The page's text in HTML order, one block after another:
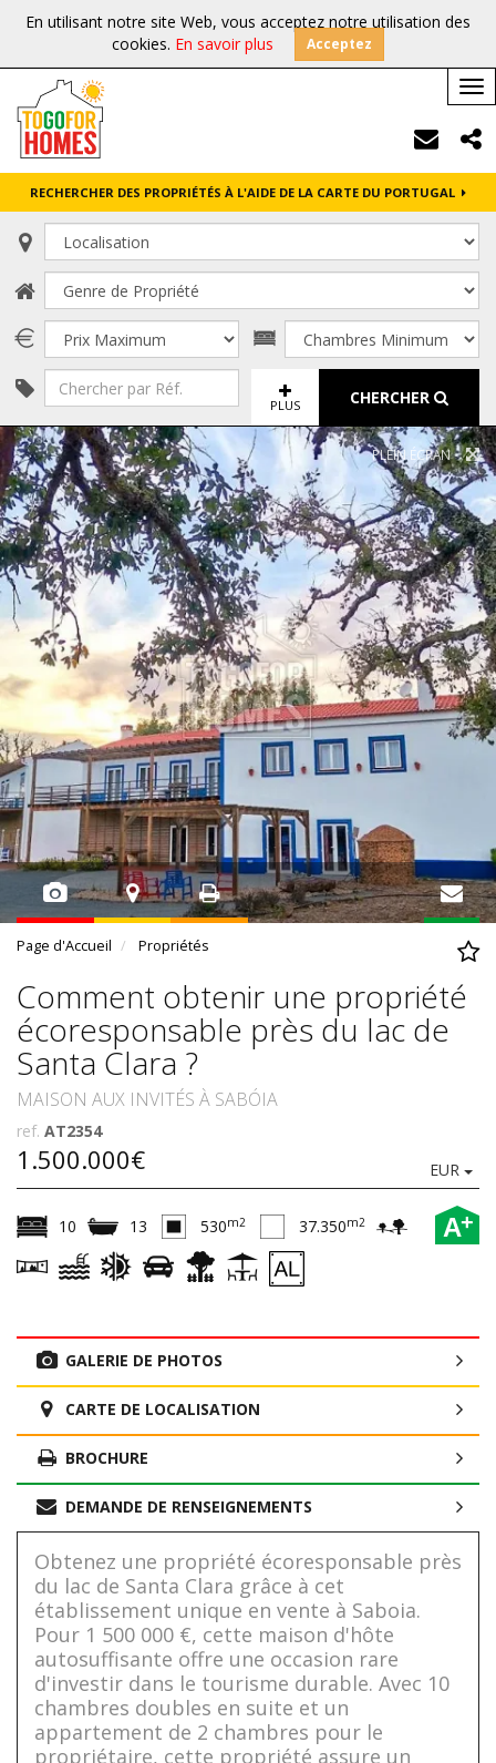
En utilisant notre site Web, vous acceptez notre utilisation des
cookies. En savoir plus Acceptez
RECHERCHER DES PROPRIÉTÉS À L'AIDE DE LA CARTE DU PORTUGAL
PLUS CHERCHER
PLEIN ÉCRAN
Page d'Accueil Propriétés
Comment obtenir une propriété
écoresponsable près du lac de
Santa Clara ?
MAISON AUX INVITÉS À SABÓIA
ref. AT2354
1.500.000€ EUR
A+
10 13 530m2 37.350m2
GALERIE DE PHOTOS
CARTE DE LOCALISATION
BROCHURE
DEMANDE DE RENSEIGNEMENTS
Obtenez une propriété écoresponsable près
du lac de Santa Clara grâce à cet
établissement unique en vente à Saboia.
Pour 1 500 000 €, cette maison d'hôte
autosuffisante offre une occasion rare
d'investir dans le tourisme durable. Avec 10
chambres doubles en suite et un
appartement de 2 chambres pour le
propriétaire, cette propriété assure un